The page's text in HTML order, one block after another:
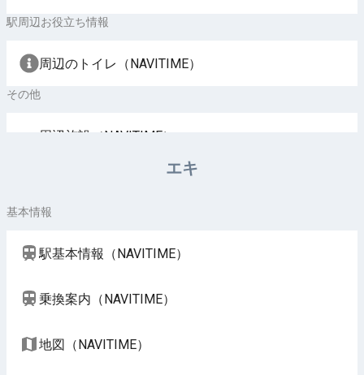
駅周辺お役立ち情報
周辺のトイレ（NAVITIME）
その他
周辺施設（NAVITIME）
エキ
基本情報
駅基本情報（NAVITIME）
乗換案内（NAVITIME）
地図（NAVITIME）